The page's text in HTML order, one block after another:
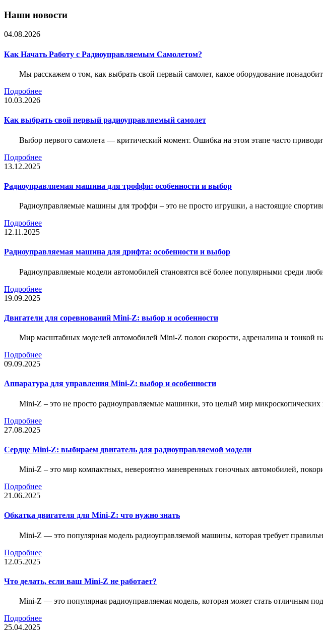
Наши новости
04.08.2026
Как Начать Работу с Радиоуправляемым Самолетом?
Мы расскажем о том, как выбрать свой первый самолет, какое оборудование
Подробнее
10.03.2026
Как выбрать свой первый радиоуправляемый самолет
Выбор первого самолета — критический момент. Ошибка на этом этапе часто
Подробнее
13.12.2025
Радиоуправляемая машина для троффи: особенности и выбор
Радиоуправляемые машины для троффи – это не просто игрушки, а настоящие
Подробнее
12.11.2025
Радиоуправляемая машина для дрифта: особенности и выбор
Радиоуправляемые модели автомобилей становятся всё более популярными среди
Подробнее
19.09.2025
Двигатели для соревнований Mini-Z: выбор и особенности
Мир масштабных моделей автомобилей Mini-Z полон скорости, адреналина и тонкой
Подробнее
09.09.2025
Аппаратура для управления Mini-Z: выбор и особенности
Mini-Z – это не просто радиоуправляемые машинки, это целый мир
Подробнее
27.08.2025
Сердце Mini-Z: выбираем двигатель для радиоуправляемой модели
Mini-Z – это мир компактных, невероятно маневренных гоночных автомобилей,
Подробнее
21.06.2025
Обкатка двигателя для Mini-Z: что нужно знать
Mini-Z — это популярная модель радиоуправляемой машины, которая требует
Подробнее
12.05.2025
Что делать, если ваш Mini-Z не работает?
Mini-Z — это популярная радиоуправляемая модель, которая может стать отличным
Подробнее
25.04.2025